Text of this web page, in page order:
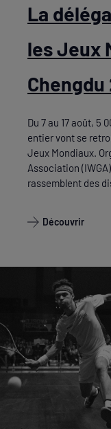
La
les Jeux
Chengdu
Du 7 au 17 août, 5
entier vont se
Jeux Mondiaux.
Association
rassemblent des
Découvrir